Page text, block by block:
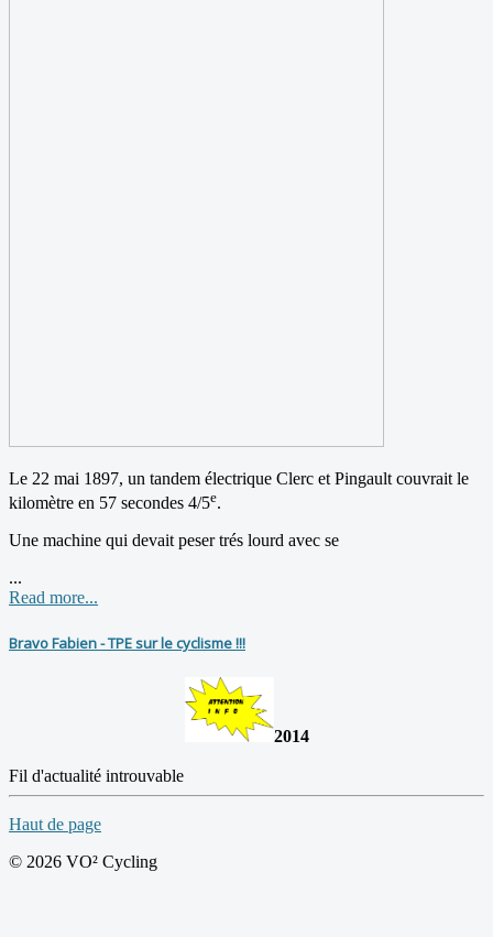
Le 22 mai 1897, un tandem électrique Clerc et Pingault couvrait le
kilomètre en 57 secondes 4/5e.
Une machine qui devait peser trés lourd avec se
...
Read more...
Bravo Fabien - TPE sur le cyclisme !!!
2014
Fil d'actualité introuvable
Haut de page
© 2026 VO² Cycling